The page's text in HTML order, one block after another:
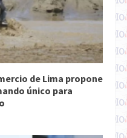
de Lima propone
único para